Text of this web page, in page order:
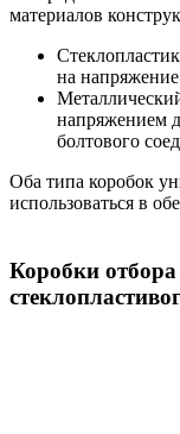
всегда готовы
необходимые
Вопросы по
спецификаций,
электронную почту
запросов:+7 (909)
материалов
на
напряжением
болтового
Оба типа коробок
использоваться в
Коробки